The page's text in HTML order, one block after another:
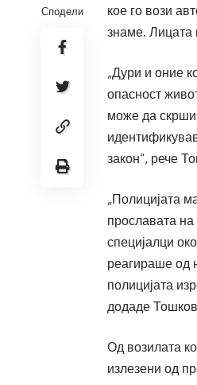
Сподели
кое го вози
знаме. Лицата
„Дури и оние
опасност
може да скрши
закон“, рече
„Полицијата
прославата
специјалци
реагираше од
полицијата
додаде
Од возилата
излезени од